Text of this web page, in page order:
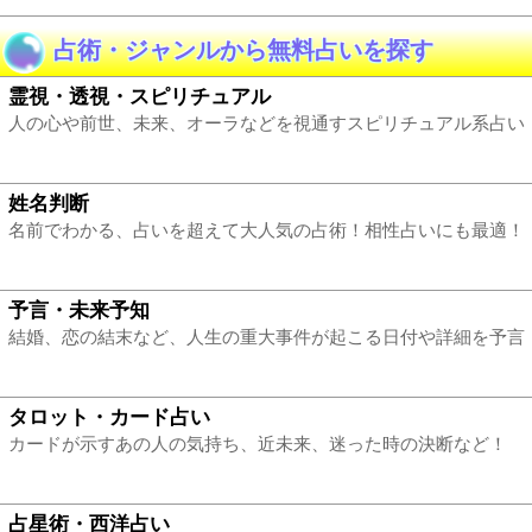
占術・ジャンルから無料占いを探す
霊視・透視・スピリチュアル
人の心や前世、未来、オーラなどを視通すスピリチュアル系占い
姓名判断
名前でわかる、占いを超えて大人気の占術！相性占いにも最適！
予言・未来予知
結婚、恋の結末など、人生の重大事件が起こる日付や詳細を予言
タロット・カード占い
カードが示すあの人の気持ち、近未来、迷った時の決断など！
占星術・西洋占い